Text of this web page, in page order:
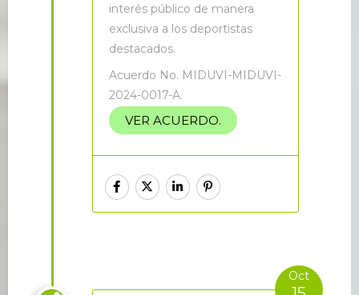
interés público de manera
exclusiva a los deportistas
destacados.
Acuerdo No. MIDUVI-MIDUVI-
2024-0017-A.
VER ACUERDO.
Oct